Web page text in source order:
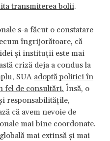
transmiterea bolii.
s-a făcut o constatare
îngrijorătoare, că
și instituții este mai
criză deja a condus la
SUA adoptă politici în
fel de consultări. Însă, o
responsabilitățile,
că avem nevoie de
mai bine coordonate.
mai extinsă și mai